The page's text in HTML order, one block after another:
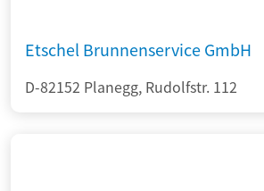
Etschel Brunnenservice GmbH
D-82152 Planegg, Rudolfstr. 112